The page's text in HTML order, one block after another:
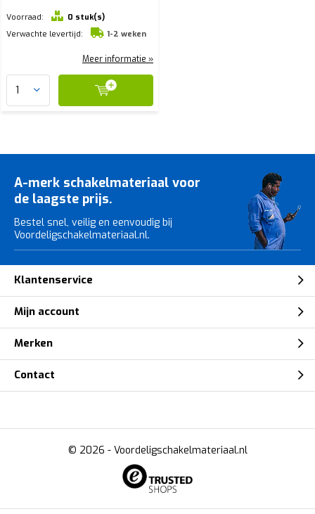
Voorraad:
0 stuk(s)
Verwachte levertijd:
1-2 weken
Meer informatie »
A-merk schakelmateriaal voor
de laagste prijs.
Bestel snel, veilig en eenvoudig bij
Voordeligschakelmateriaal.nl.
Klantenservice
Mijn account
Merken
Contact
© 2026 - Voordeligschakelmateriaal.nl